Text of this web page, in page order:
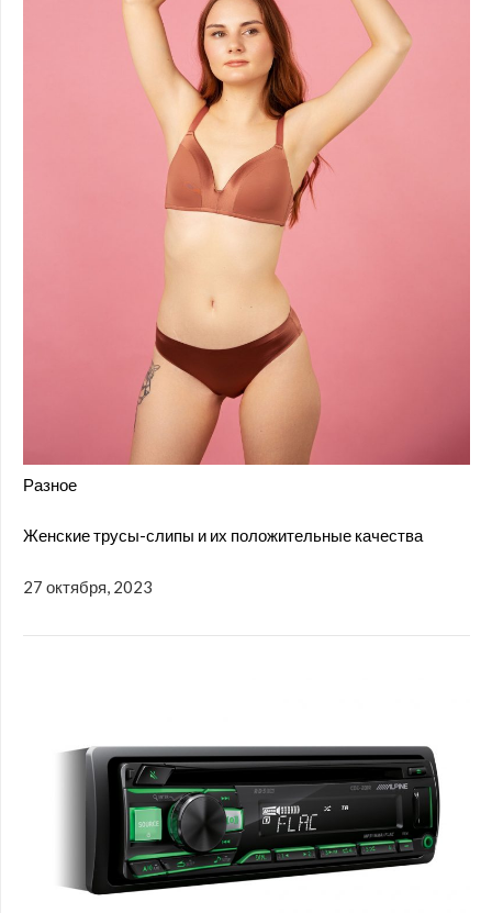
Разное
Женские трусы-слипы и их положительные качества
27 октября, 2023